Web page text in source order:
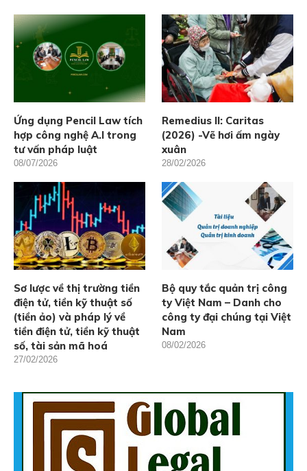
Ứng dụng Pencil Law tích
hợp công nghệ A.I trong
tư vấn pháp luật
08/07/2026
Remedius II: Caritas
(2026) -Vẽ hơi ấm ngày
xuân
28/02/2026
Sơ lược về thị trường tiền
điện tử, tiền kỹ thuật số
(tiền ảo) và pháp lý về
tiền điện tử, tiền kỹ thuật
số, tài sản mã hoá
27/02/2026
Bộ quy tắc quản trị công
ty Việt Nam – Danh cho
công ty đại chúng tại Việt
Nam
08/02/2026